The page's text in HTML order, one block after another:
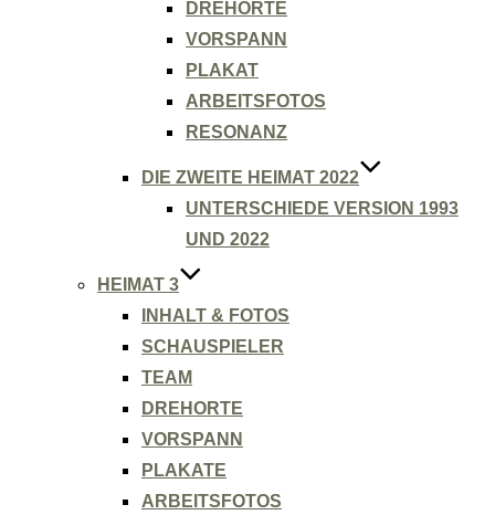
DREHORTE
VORSPANN
PLAKAT
ARBEITSFOTOS
RESONANZ
DIE ZWEITE HEIMAT 2022
UNTERSCHIEDE VERSION 1993
UND 2022
HEIMAT 3
INHALT & FOTOS
SCHAUSPIELER
TEAM
DREHORTE
VORSPANN
PLAKATE
ARBEITSFOTOS